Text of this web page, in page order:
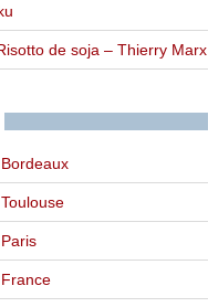
de soja – Thierry Marx